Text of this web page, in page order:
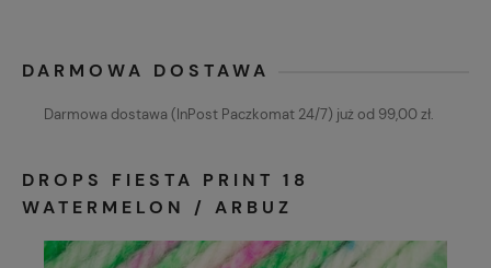
DARMOWA DOSTAWA
Darmowa dostawa (InPost Paczkomat 24/7) już od 99,00 zł.
DROPS FIESTA PRINT 18
WATERMELON / ARBUZ